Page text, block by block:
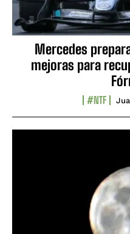
Mercedes
mejoras para
#NTF